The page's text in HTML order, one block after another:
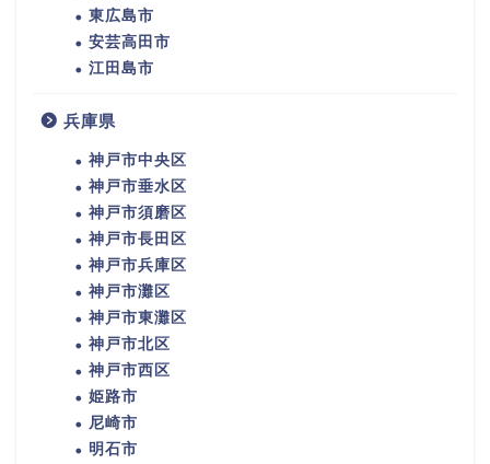
東広島市
安芸高田市
江田島市
兵庫県
神戸市中央区
神戸市垂水区
神戸市須磨区
神戸市長田区
神戸市兵庫区
神戸市灘区
神戸市東灘区
神戸市北区
神戸市西区
姫路市
尼崎市
明石市